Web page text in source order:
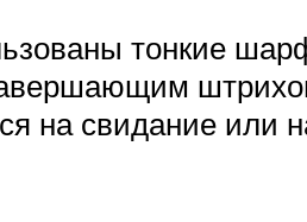
тонкие
на свидание или